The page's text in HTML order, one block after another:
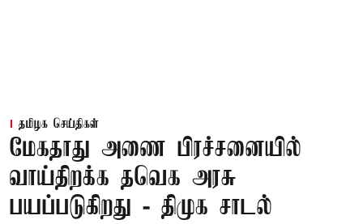
தமிழக செய்திகள்
மேகதாது அணை பிரச்சனையில்
வாய்திறக்க தவெக அரசு
பயப்படுகிறது - திமுக சாடல்